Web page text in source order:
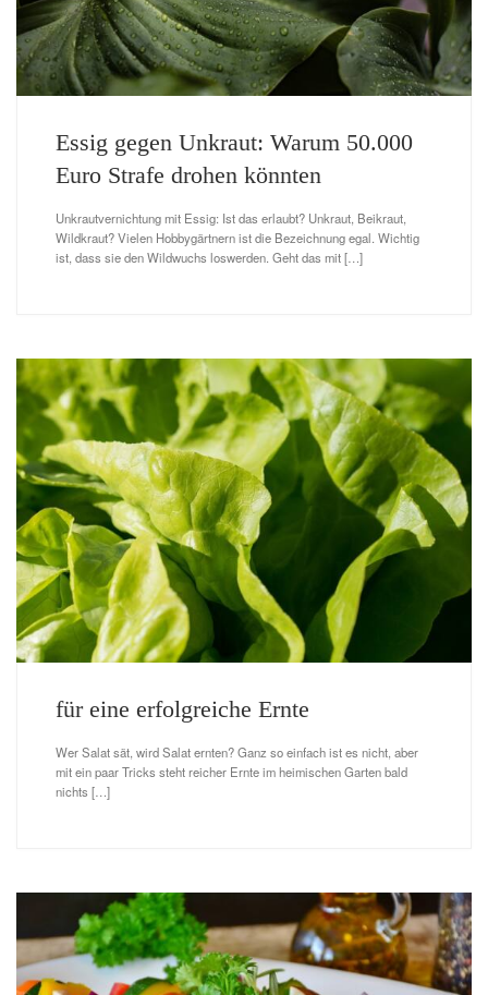
Essig gegen Unkraut: Warum 50.000
Euro Strafe drohen könnten
Unkrautvernichtung mit Essig: Ist das erlaubt? Unkraut, Beikraut,
Wildkraut? Vielen Hobbygärtnern ist die Bezeichnung egal. Wichtig
ist, dass sie den Wildwuchs loswerden. Geht das mit […]
für eine erfolgreiche Ernte
Wer Salat sät, wird Salat ernten? Ganz so einfach ist es nicht, aber
mit ein paar Tricks steht reicher Ernte im heimischen Garten bald
nichts […]